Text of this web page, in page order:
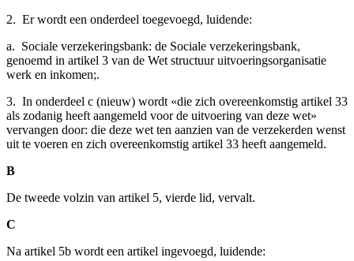
2. Er wordt een onderdeel toegevoegd, luidende:
a. Sociale verzekeringsbank: de Sociale verzekeringsbank,
genoemd in artikel 3 van de Wet structuur uitvoeringsorganisatie
werk en inkomen;.
3. In onderdeel c (nieuw) wordt «die zich overeenkomstig artikel 33
als zodanig heeft aangemeld voor de uitvoering van deze wet»
vervangen door: die deze wet ten aanzien van de verzekerden wenst
uit te voeren en zich overeenkomstig artikel 33 heeft aangemeld.
B
De tweede volzin van artikel 5, vierde lid, vervalt.
C
Na artikel 5b wordt een artikel ingevoegd, luidende: